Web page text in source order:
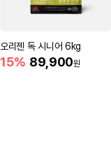
오리젠 독 시니어 6kg
15% 89,900원